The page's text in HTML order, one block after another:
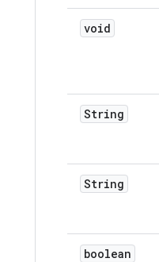
void
String
String
boolean